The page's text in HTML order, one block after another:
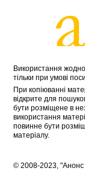
Використання
тільки при умові
При копіюванні
відкрите для
бути розміщене в
використання
повинне бути
матеріалу.
© 2008-2023, "Анонс